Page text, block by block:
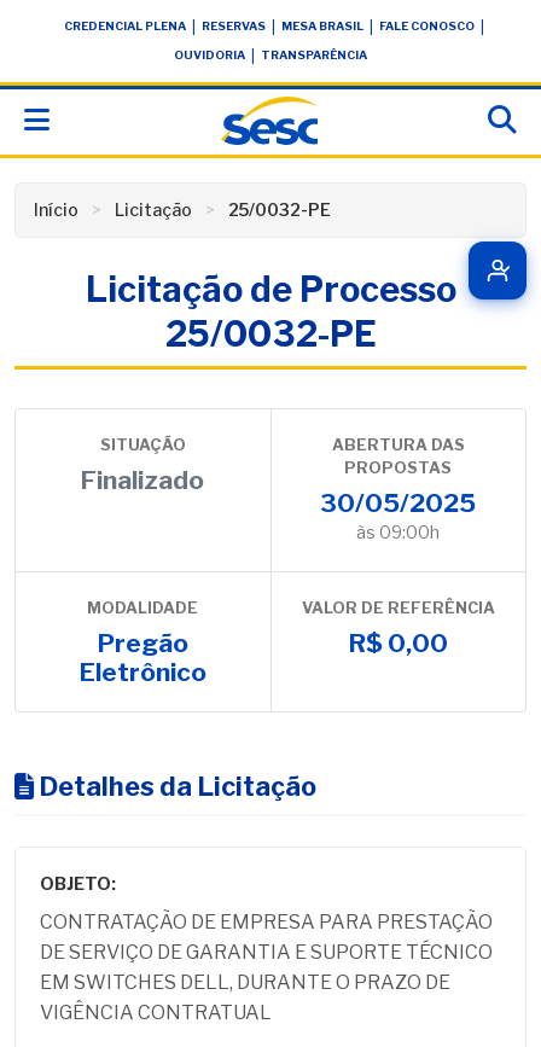
conteúdoCREDENCIAL PLENA RESERVAS MESA BRASIL FALE CONOSCO
OUVIDORIA TRANSPARÊNCIA
Início Licitação 25/0032-PE
Licitação de Processo
25/0032-PE
SITUAÇÃO
Finalizado
ABERTURA DAS
PROPOSTAS
30/05/2025
às 09:00h
MODALIDADE
Pregão
Eletrônico
VALOR DE REFERÊNCIA
R$ 0,00
Detalhes da Licitação
OBJETO:
CONTRATAÇÃO DE EMPRESA PARA PRESTAÇÃO
DE SERVIÇO DE GARANTIA E SUPORTE TÉCNICO
EM SWITCHES DELL, DURANTE O PRAZO DE
VIGÊNCIA CONTRATUAL